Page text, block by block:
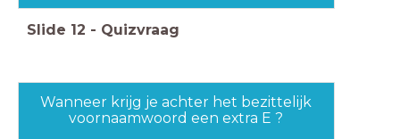
Slide 12 - Quizvraag
Wanneer krijg je achter het bezittelijk
voornaamwoord een extra E ?